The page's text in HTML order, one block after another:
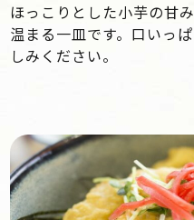
ほっこりとした小芋の甘
温まる一皿です。口いっ
しみください。